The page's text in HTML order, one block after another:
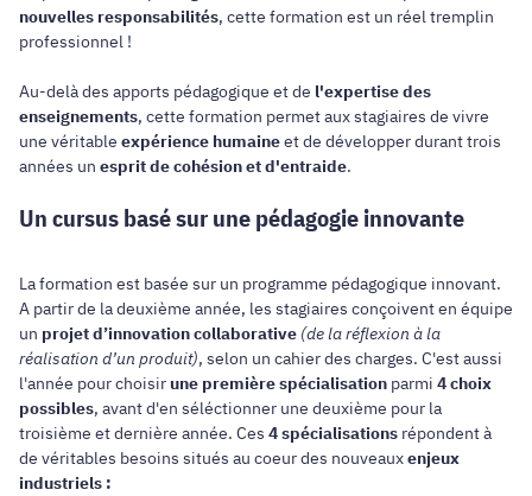
nouvelles responsabilités, cette formation est un réel tremplin
professionnel !
Au-delà des apports pédagogique et de l'expertise des
enseignements, cette formation permet aux stagiaires de vivre
une véritable expérience humaineet de développer durant trois
années un esprit de cohésion et d'entraide.
Un cursus basé sur une pédagogie innovante
La formation est basée sur un programme pédagogique innovant.
A partir de la deuxième année, les stagiaires conçoivent en équipe
un projet d’innovation collaborative (de la réflexion à la
réalisation d’un produit), selon un cahier des charges. C'est aussi
l'année pour choisirune première spécialisation parmi 4 choix
possibles, avant d'en séléctionner une deuxième pour la
troisième et dernière année. Ces 4 spécialisations répondent à
de véritables besoins situés au coeur des nouveauxenjeux
industriels :